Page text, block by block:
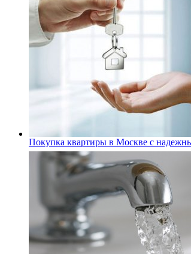
Покупка квартиры в Москве с